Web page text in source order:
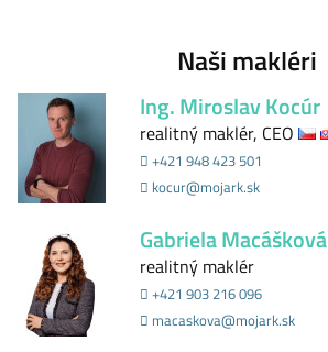
Naši makléri
Ing. Miroslav Kocúr
realitný maklér, CEO
+421 948 423 501
kocur@mojark.sk
Gabriela Macášková
realitný maklér
+421 903 216 096
macaskova@mojark.sk